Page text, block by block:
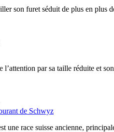
son furet séduit de plus en plus
par sa taille réduite et
de Schwyz
une race suisse ancienne,